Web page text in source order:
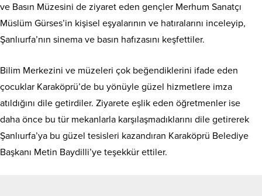
ve Basın Müzesini de ziyaret eden gençler Merhum Sanatçı
Müslüm Gürses’in kişisel eşyalarının ve hatıralarını inceleyip,
Şanlıurfa’nın sinema ve basın hafızasını keşfettiler.
Bilim Merkezini ve müzeleri çok beğendiklerini ifade eden
çocuklar Karaköprü’de bu yönüyle güzel hizmetlere imza
atıldığını dile getirdiler. Ziyarete eşlik eden öğretmenler ise
daha önce bu tür mekanlarla karşılaşmadıklarını dile getirerek
Şanlıurfa’ya bu güzel tesisleri kazandıran Karaköprü Belediye
Başkanı Metin Baydilli’ye teşekkür ettiler.